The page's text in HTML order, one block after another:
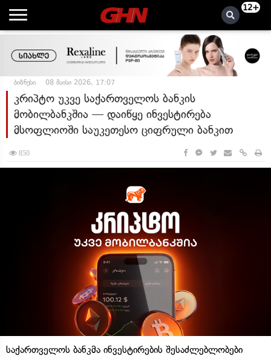
12+
ბიზნესი 08 მაისი 2026, 17:07
კრიპტო უკვე საქართველოს ბანკის
მობილბანკშია — დაიწყე ინვესტირება
მსოფლიოში საუკეთესო ციფრული ბანკით
850
საქართველოს ბანკმა ინვესტირების შესაძლებლობები